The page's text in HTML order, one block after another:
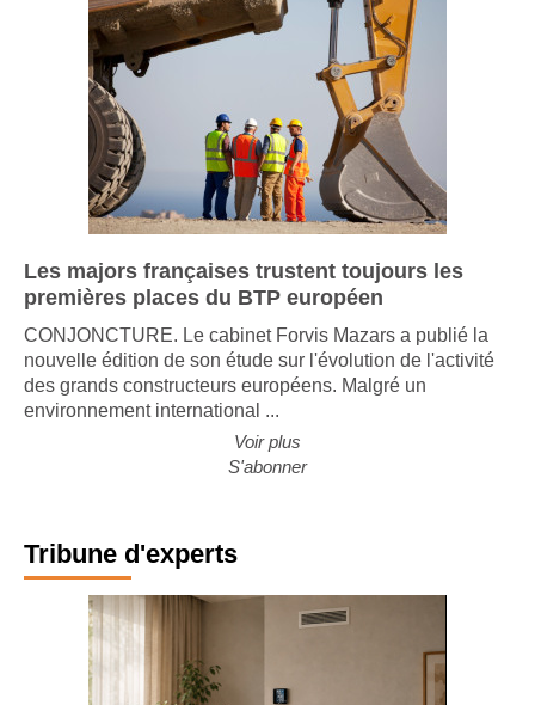
Les majors françaises trustent toujours les
premières places du BTP européen
CONJONCTURE. Le cabinet Forvis Mazars a publié la
nouvelle édition de son étude sur l'évolution de l'activité
des grands constructeurs européens. Malgré un
Voir plus
Tribune d'experts